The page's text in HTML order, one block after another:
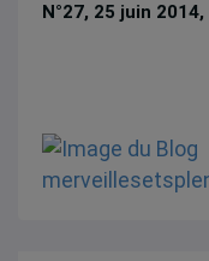
N°27, 25 juin 2014,